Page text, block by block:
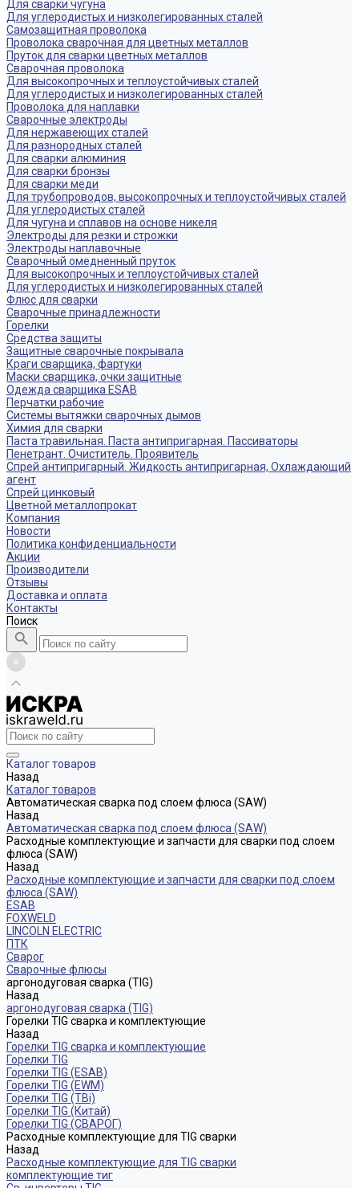
Для сварки чугуна
Для углеродистых и низколегированных сталей
Самозащитная проволока
Проволока сварочная для цветных металлов
Пруток для сварки цветных металлов
Сварочная проволока
Для высокопрочных и теплоустойчивых сталей
Для углеродистых и низколегированных сталей
Проволока для наплавки
Сварочные электроды
Для нержавеющих сталей
Для разнородных сталей
Для сварки алюминия
Для сварки бронзы
Для сварки меди
Для трубопроводов, высокопрочных и теплоустойчивых сталей
Для углеродистых сталей
Для чугуна и сплавов на основе никеля
Электроды для резки и строжки
Электроды наплавочные
Сварочный омедненный пруток
Для высокопрочных и теплоустойчивых сталей
Для углеродистых и низколегированных сталей
Флюс для сварки
Сварочные принадлежности
Горелки
Средства защиты
Защитные сварочные покрывала
Краги сварщика, фартуки
Маски сварщика, очки защитные
Одежда сварщика ESAB
Перчатки рабочие
Системы вытяжки сварочных дымов
Химия для сварки
Паста травильная. Паста антипригарная. Пассиваторы
Пенетрант. Очиститель. Проявитель
Спрей антипригарный. Жидкость антипригарная, Охлаждающий
агент
Спрей цинковый
Цветной металлопрокат
Компания
Новости
Политика конфиденциальности
Акции
Производители
Отзывы
Доставка и оплата
Контакты
Поиск
Каталог товаров
Назад
Каталог товаров
Автоматическая сварка под слоем флюса (SAW)
Назад
Автоматическая сварка под слоем флюса (SAW)
Расходные комплектующие и запчасти для сварки под слоем
флюса (SAW)
Назад
Расходные комплектующие и запчасти для сварки под слоем
флюса (SAW)
ESAB
FOXWELD
LINCOLN ELECTRIC
ПТК
Сварог
Сварочные флюсы
аргонодуговая сварка (TIG)
Назад
аргонодуговая сварка (TIG)
Горелки TIG сварка и комплектующие
Назад
Горелки TIG сварка и комплектующие
Горелки TIG
Горелки TIG (ESAB)
Горелки TIG (EWM)
Горелки TIG (TBi)
Горелки TIG (Китай)
Горелки TIG (СВАРОГ)
Расходные комплектующие для TIG сварки
Назад
Расходные комплектующие для TIG сварки
комплектующие тиг